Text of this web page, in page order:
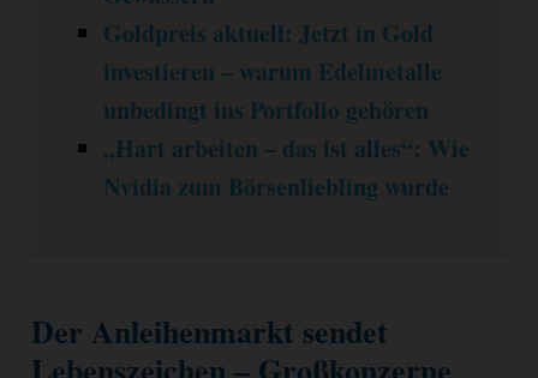
Goldpreis aktuell: Jetzt in Gold
investieren – warum Edelmetalle
unbedingt ins Portfolio gehören
„Hart arbeiten – das ist alles“: Wie
Nvidia zum Börsenliebling wurde
Der Anleihenmarkt sendet